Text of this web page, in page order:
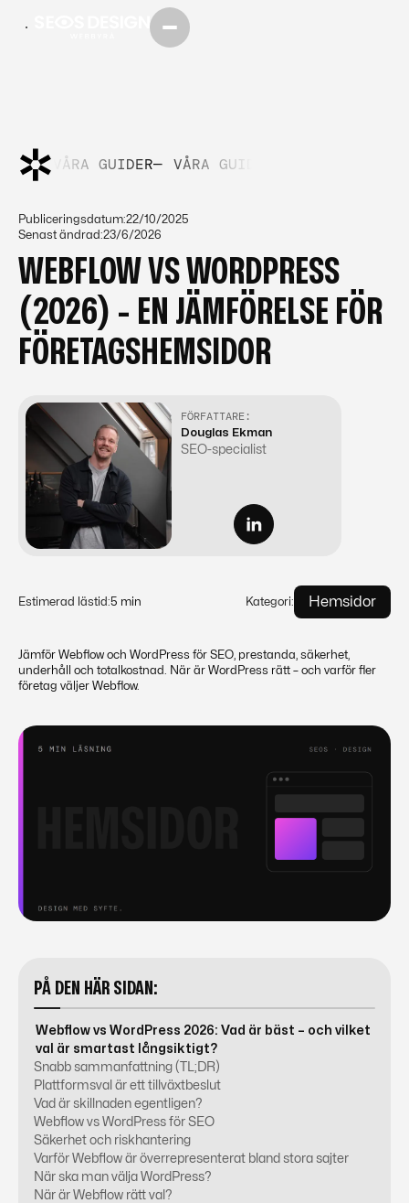
VÅRA GUIDER— VÅRA GUIDER—
Publiceringsdatum:22/10/2025
Senast ändrad:23/6/2026
WEBFLOW VS WORDPRESS
(2026) - EN JÄMFÖRELSE FÖR
FÖRETAGSHEMSIDOR
FÖRFATTARE:
Douglas Ekman
SEO-specialist
Estimerad lästid:5 min Kategori: Hemsidor
Jämför Webflow och WordPress för SEO, prestanda, säkerhet,
underhåll och totalkostnad. När är WordPress rätt – och varför fler
företag väljer Webflow.
PÅ DEN HÄR SIDAN:
Webflow vs WordPress 2026: Vad är bäst – och vilket
val är smartast långsiktigt?
Snabb sammanfattning (TL;DR)
Plattformsval är ett tillväxtbeslut
Vad är skillnaden egentligen?
Webflow vs WordPress för SEO
Säkerhet och riskhantering
Varför Webflow är överrepresenterat bland stora sajter
När ska man välja WordPress?
När är Webflow rätt val?